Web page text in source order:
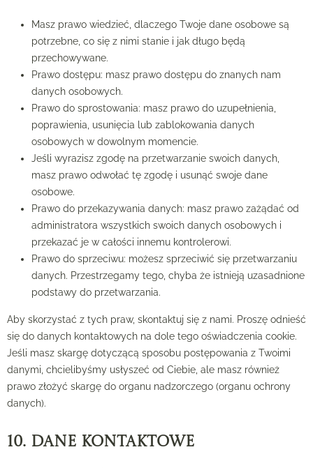
Masz prawo wiedzieć, dlaczego Twoje dane osobowe są
potrzebne, co się z nimi stanie i jak długo będą
przechowywane.
Prawo dostępu: masz prawo dostępu do znanych nam
danych osobowych.
Prawo do sprostowania: masz prawo do uzupełnienia,
poprawienia, usunięcia lub zablokowania danych
osobowych w dowolnym momencie.
Jeśli wyrazisz zgodę na przetwarzanie swoich danych,
masz prawo odwołać tę zgodę i usunąć swoje dane
osobowe.
Prawo do przekazywania danych: masz prawo zażądać od
administratora wszystkich swoich danych osobowych i
przekazać je w całości innemu kontrolerowi.
Prawo do sprzeciwu: możesz sprzeciwić się przetwarzaniu
danych. Przestrzegamy tego, chyba że istnieją uzasadnione
podstawy do przetwarzania.
Aby skorzystać z tych praw, skontaktuj się z nami. Proszę odnieść
się do danych kontaktowych na dole tego oświadczenia cookie.
Jeśli masz skargę dotyczącą sposobu postępowania z Twoimi
danymi, chcielibyśmy usłyszeć od Ciebie, ale masz również
prawo złożyć skargę do organu nadzorczego (organu ochrony
danych).
10. Dane kontaktowe